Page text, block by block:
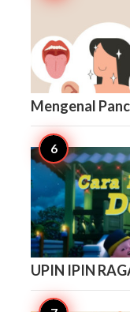
Mengenal
UPIN IPIN